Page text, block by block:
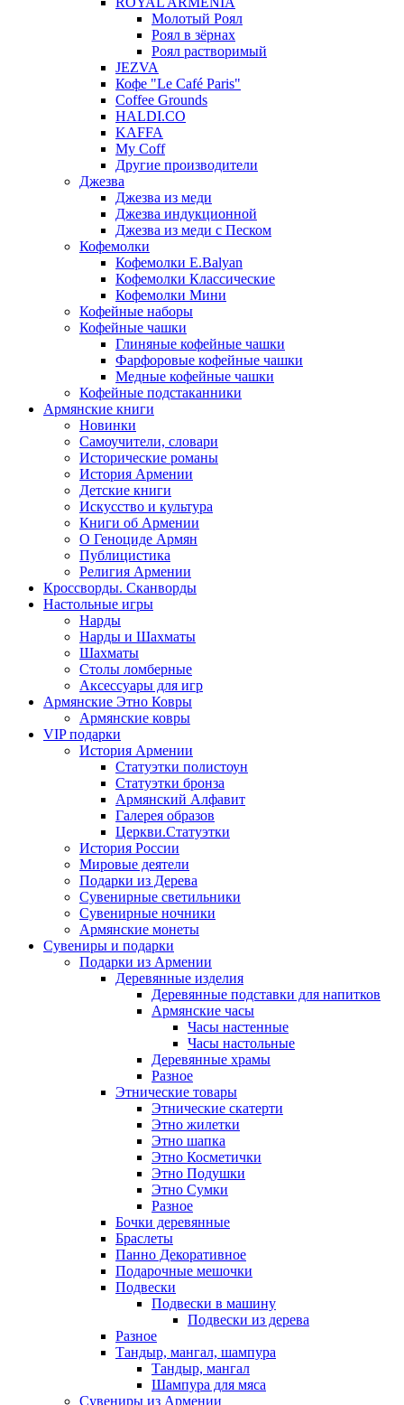
Молотый Роял
Роял в зёрнах
Роял растворимый
JEZVA
Кофе "Le Café Paris"
Coffee Grounds
HALDI.CO
KAFFA
My Coff
Другие производители
Джезва
Джезва из меди
Джезва индукционной
Джезва из меди с Песком
Кофемолки
Кофемолки E.Balyan
Кофемолки Классические
Кофемолки Мини
Кофейные наборы
Кофейные чашки
Глиняные кофейные чашки
Фарфоровые кофейные чашки
Медные кофейные чашки
Кофейные подстаканники
Армянские книги
Новинки
Самоучители, словари
Исторические романы
История Армении
Детские книги
Иcкусство и культура
Книги об Армении
О Геноциде Армян
Публицистика
Религия Армении
Кроссворды. Сканворды
Настольные игры
Нарды
Нарды и Шахматы
Шахматы
Столы ломберные
Аксессуары для игр
Армянские Этно Ковры
Армянские ковры
VIP подарки
История Армении
Статуэтки полистоун
Статуэтки бронза
Армянский Алфавит
Галерея образов
Церкви.Статуэтки
История России
Мировые деятели
Подарки из Дерева
Сувенирные светильники
Сувенирные ночники
Армянские монеты
Сувениры и подарки
Подарки из Армении
Деревянные изделия
Деревянные подставки для напитков
Армянские часы
Часы настенные
Часы настольные
Деревянные храмы
Разное
Этнические товары
Этнические скатерти
Этно жилетки
Этно шапка
Этно Косметички
Этно Подушки
Этно Сумки
Разное
Бочки деревянные
Браслеты
Панно Декоративное
Подарочные мешочки
Подвески
Подвески в машину
Подвески из дерева
Разное
Тандыр, мангал, шампура
Тандыр, мангал
Шампура для мяса
Сувениры из Армении